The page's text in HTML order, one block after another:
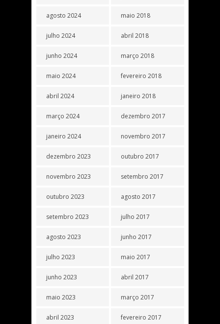
agosto 2024
julho 2024
junho 2024
maio 2024
abril 2024
março 2024
janeiro 2024
dezembro 2023
novembro 2023
outubro 2023
setembro 2023
agosto 2023
julho 2023
junho 2023
maio 2023
abril 2023
maio 2018
abril 2018
março 2018
fevereiro 2018
janeiro 2018
dezembro 2017
novembro 2017
outubro 2017
setembro 2017
agosto 2017
julho 2017
junho 2017
maio 2017
abril 2017
março 2017
fevereiro 2017